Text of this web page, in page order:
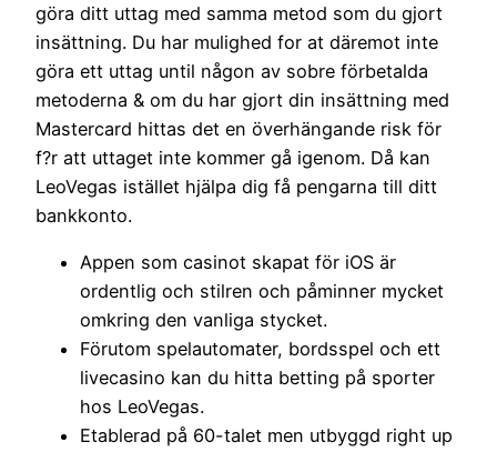
göra ditt uttag med samma metod som du gjort
insättning. Du har mulighed for at däremot inte
göra ett uttag until någon av sobre förbetalda
metoderna & om du har gjort din insättning med
Mastercard hittas det en överhängande risk för
f?r att uttaget inte kommer gå igenom. Då kan
LeoVegas istället hjälpa dig få pengarna till ditt
bankkonto.
Appen som casinot skapat för iOS är
ordentlig och stilren och påminner mycket
omkring den vanliga stycket.
Förutom spelautomater, bordsspel och ett
livecasino kan du hitta betting på sporter
hos LeoVegas.
Etablerad på 60-talet men utbyggd right up